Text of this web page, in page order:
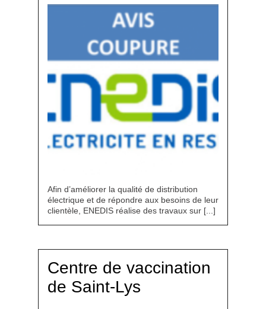
Afin d’améliorer la qualité de distribution
électrique et de répondre aux besoins de leur
clientèle, ENEDIS réalise des travaux sur [...]
Centre de vaccination
de Saint-Lys